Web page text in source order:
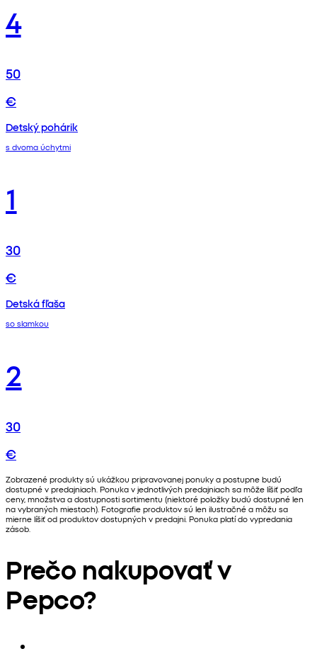
4
50
€
Detský pohárik
s dvoma úchytmi
1
30
€
Detská fľaša
so slamkou
2
30
€
Zobrazené produkty sú ukážkou pripravovanej ponuky a postupne budú
dostupné v predajniach. Ponuka v jednotlivých predajniach sa môže líšiť podľa
ceny, množstva a dostupnosti sortimentu (niektoré položky budú dostupné len
na vybraných miestach). Fotografie produktov sú len ilustračné a môžu sa
mierne líšiť od produktov dostupných v predajni. Ponuka platí do vypredania
zásob.
Prečo nakupovať v
Pepco?